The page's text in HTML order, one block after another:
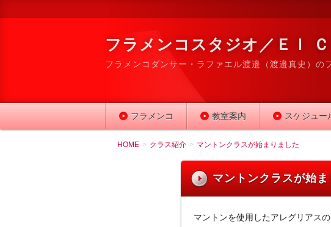
フラメンコスタジオ／Ｅｌ
フラメンコダンサー・ラファエル渡邉（渡邉真史）の
フラメンコ 教室案内 スケジュー
HOME クラス紹介 マントンクラスが始まりました
マントンクラスが始
マントンを使用したアレグリアス